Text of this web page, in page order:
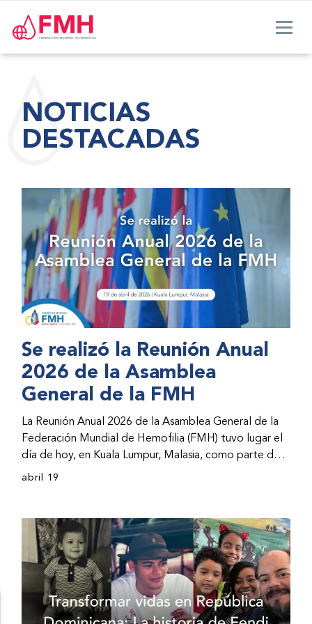
NOTICIAS
DESTACADAS
Se realizó la Reunión Anual
2026 de la Asamblea
General de la FMH
La Reunión Anual 2026 de la Asamblea General de la
Federación Mundial de Hemofilia (FMH) tuvo lugar el
día de hoy, en Kuala Lumpur, Malasia, como parte del
Congreso Mundial 2026 de la FMH. La reunión abarcó
avances por parte de la dirección de la FMH. Al
evento asistieron representantes de las organizaciones
nacionales miembros (ONM) de la FMH y otras partes
interesadas.
abril 19